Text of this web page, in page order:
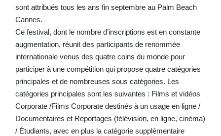
sont attribués tous les ans fin septembre au Palm Beach
Cannes.
Ce festival, dont le nombre d’inscriptions est en constante
augmentation, réunit des participants de renommée
internationale venus des quatre coins du monde pour
participer à une compétition qui propose quatre catégories
principales et de nombreuses sous catégories. Les
catégories principales sont les suivantes : Films et vidéos
Corporate /Films Corporate destinés à un usage en ligne /
Documentaires et Reportages (télévision, en ligne, cinéma)
/ Étudiants, avec en plus la catégorie supplémentaire